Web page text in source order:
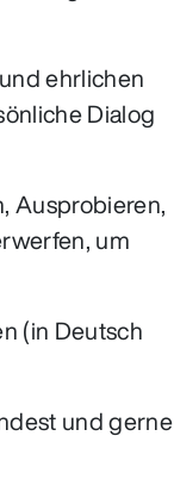
ehrlichen
Dialog
Ausprobieren,
um
(in Deutsch
und gerne